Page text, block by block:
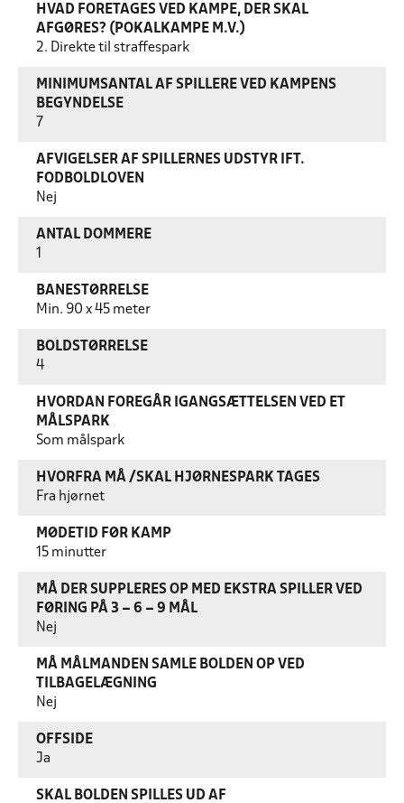
HVAD FORETAGES VED KAMPE, DER SKAL
AFGØRES? (POKALKAMPE M.V.)
2. Direkte til straffespark
MINIMUMSANTAL AF SPILLERE VED KAMPENS
BEGYNDELSE
7
AFVIGELSER AF SPILLERNES UDSTYR IFT.
FODBOLDLOVEN
Nej
ANTAL DOMMERE
BANESTØRRELSE
Min. 90 x 45 meter
BOLDSTØRRELSE
4
HVORDAN FOREGÅR IGANGSÆTTELSEN VED ET
MÅLSPARK
Som målspark
HVORFRA MÅ /SKAL HJØRNESPARK TAGES
Fra hjørnet
MØDETID FØR KAMP
15 minutter
MÅ DER SUPPLERES OP MED EKSTRA SPILLER VED
FØRING PÅ 3 – 6 – 9 MÅL
Nej
MÅ MÅLMANDEN SAMLE BOLDEN OP VED
TILBAGELÆGNING
Nej
OFFSIDE
Ja
SKAL BOLDEN SPILLES UD AF